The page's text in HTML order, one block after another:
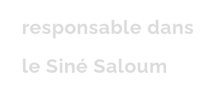
responsable dans
le Siné Saloum